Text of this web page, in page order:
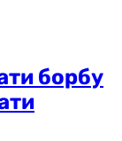
борбу